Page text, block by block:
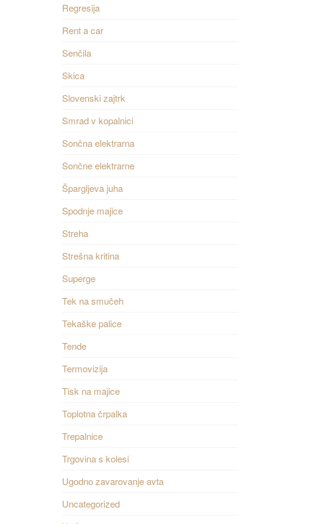
Regresija
Rent a car
Senčila
Skica
Slovenski zajtrk
Smrad v kopalnici
Sončna elektrarna
Sončne elektrarne
Špargljeva juha
Spodnje majice
Streha
Strešna kritina
Superge
Tek na smučeh
Tekaške palice
Tende
Termovizija
Tisk na majice
Toplotna črpalka
Trepalnice
Trgovina s kolesi
Ugodno zavarovanje avta
Uncategorized